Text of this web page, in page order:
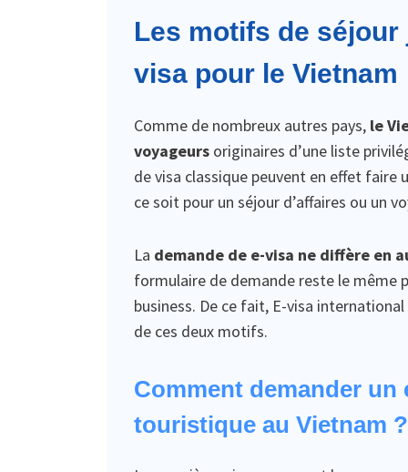
Les motifs de
visa pour le Vietnam
Comme de nombreux autres pays, le
voyageurs originaires d’une liste
de visa classique peuvent en effet faire
ce soit pour un séjour d’affaires ou un
La demande de e-visa ne diffère en
formulaire de demande reste le même
business. De ce fait, E-visa
de ces deux motifs.
Comment demander un
touristique au Vietnam ?